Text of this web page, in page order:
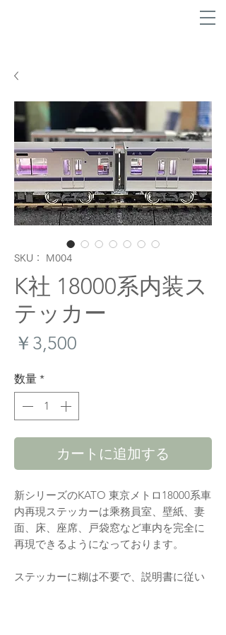
SKU： M004
K社 18000系内装ス
テッカー
￥3,500
数量 *
カートに追加する
新シリーズのKATO 東京メトロ18000系車
内再現ステッカーは乘務員室‪、‬壁紙、妻
面、床、座席、戸袋窓など車内を完全に
再現できるようになっております。
ステッカーに糊は不要で、説明書に従い